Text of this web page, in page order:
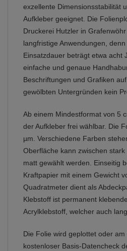
exzellente Dimensionsstabilität
Aufkleber geeignet. Die
Druckerei Hutzler in
langfristige Anwendungen,
Einsatzdauer beträgt etwa acht
einfache und genaue
Beschriftungen und Grafiken
gewölbten Untergründen kein
Ab einem Mindestformat von 5
der Aufkleber frei wählbar. Die
µm. Verschiedene Farben
Oberfläche kann zwischen
matt gewählt werden. Einseitig
Kraftpapier mit einem Gewicht
Quadratmeter dient als
Klebstoff ist permanent
Acrylklebstoff, welcher auch
Die Folie wird geplottet oder
kostenloser Basis-Datencheck